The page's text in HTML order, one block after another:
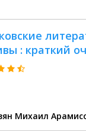
: краткий
Михаил